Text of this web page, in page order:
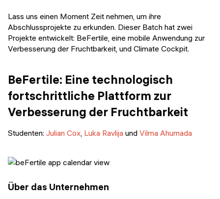
Lass uns einen Moment Zeit nehmen, um ihre
Abschlussprojekte zu erkunden. Dieser Batch hat zwei
Projekte entwickelt: BeFertile, eine mobile Anwendung zur
Verbesserung der Fruchtbarkeit, und Climate Cockpit.
BeFertile: Eine technologisch
fortschrittliche Plattform zur
Verbesserung der Fruchtbarkeit
Studenten: Julian Cox Luka Ravlija und Vilma Ahumada
Über das Unternehmen